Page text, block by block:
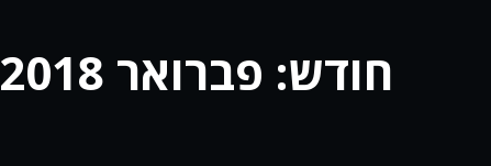
חודש: פברואר 2018